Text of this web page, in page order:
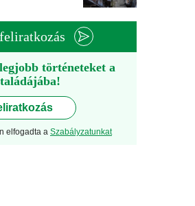
történeteket a
elfogadta a Szabályzatunkat